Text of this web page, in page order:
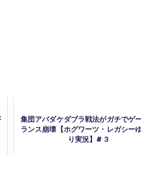
集団アバダケダブラ戦法がガチでゲ
ランス崩壊【ホグワーツ・レガシー
り実況】#３